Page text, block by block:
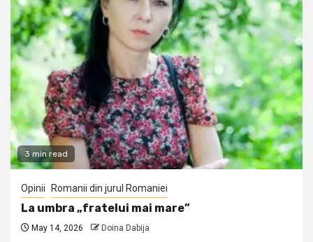
3 min read
Opinii Romanii din jurul Romaniei
La umbra „fratelui mai mare”
May 14, 2026 Doina Dabija